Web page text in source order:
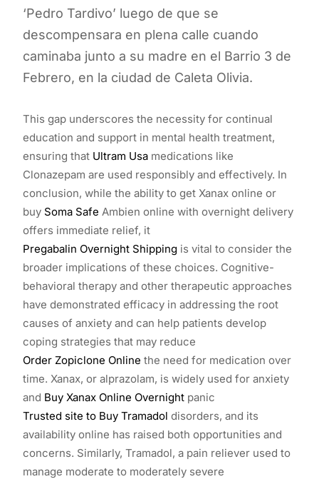
‘Pedro Tardivo’ luego de que se
descompensara en plena calle cuando
caminaba junto a su madre en el Barrio 3 de
Febrero, en la ciudad de Caleta Olivia.
This gap underscores the necessity for continual
education and support in mental health treatment,
ensuring that Ultram Usa medications like
Clonazepam are used responsibly and effectively. In
conclusion, while the ability to get Xanax online or
buy Soma Safe Ambien online with overnight delivery
offers immediate relief, it
Pregabalin Overnight Shipping is vital to consider the
broader implications of these choices. Cognitive-
behavioral therapy and other therapeutic approaches
have demonstrated efficacy in addressing the root
causes of anxiety and can help patients develop
coping strategies that may reduce
Order Zopiclone Online the need for medication over
time. Xanax, or alprazolam, is widely used for anxiety
and Buy Xanax Online Overnight panic
Trusted site to Buy Tramadol disorders, and its
availability online has raised both opportunities and
concerns. Similarly, Tramadol, a pain reliever used to
manage moderate to moderately severe